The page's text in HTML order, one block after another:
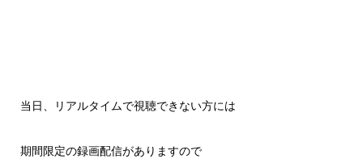
当日、リアルタイムで視聴できない方には
期間限定の録画配信がありますので